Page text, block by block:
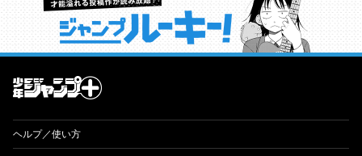
才能溢れる投稿作が読み放題！ ジャンプルーキー！
ヘルプ／使い方